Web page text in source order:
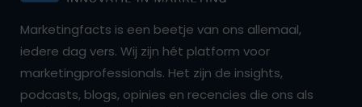
Marketingfacts is een beetje van ons allemaal,
iedere dag vers. Wij zijn hét platform voor
marketingprofessionals. Het zijn de insights,
podcasts, blogs, opinies en recencies die ons als